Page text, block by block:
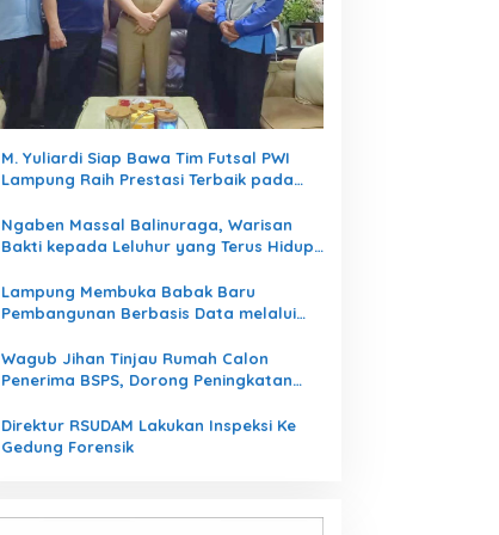
M. Yuliardi Siap Bawa Tim Futsal PWI
Lampung Raih Prestasi Terbaik pada
Ngaben Massal Balinuraga, Warisan
Bakti kepada Leluhur yang Terus Hidup
Lampung Membuka Babak Baru
Pembangunan Berbasis Data melalui
AI
Wagub Jihan Tinjau Rumah Calon
Penerima BSPS, Dorong Peningkatan
Aspirasi Masyarakat
Direktur RSUDAM Lakukan Inspeksi Ke
Gedung Forensik